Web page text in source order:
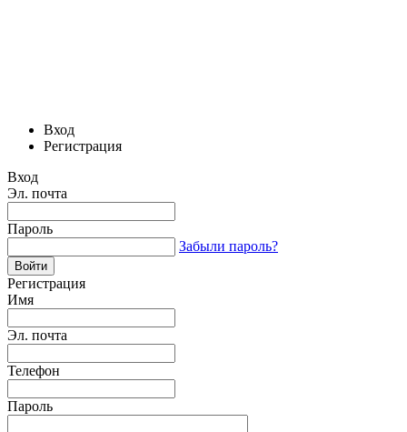
Вход
Регистрация
Вход
Эл. почта
Пароль
Забыли пароль?
Регистрация
Имя
Эл. почта
Телефон
Пароль